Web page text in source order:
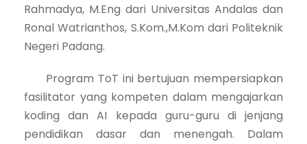
Rahmadya, M.Eng dari Universitas Andalas dan
Ronal Watrianthos, S.Kom.,M.Kom dari Politeknik
Negeri Padang.
Program ToT ini bertujuan mempersiapkan
fasilitator yang kompeten dalam mengajarkan
koding dan AI kepada guru-guru di jenjang
pendidikan dasar dan menengah. Dalam